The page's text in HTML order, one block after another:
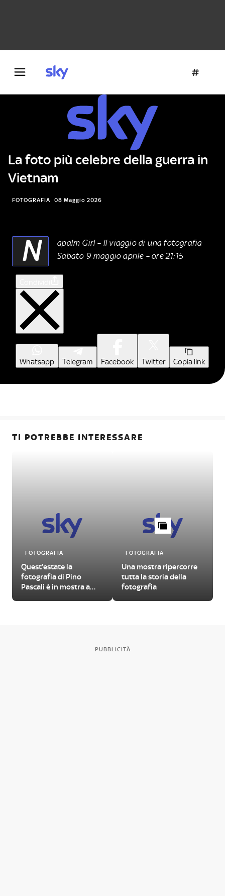
La foto più celebre della guerra in
Vietnam
FOTOGRAFIA 08 Maggio 2026
N
apalm Girl – Il viaggio di una fotografia
Sabato 9 maggio aprile – ore 21:15
Whatsapp Telegram Facebook Twitter Copia link
TI POTREBBE INTERESSARE
FOTOGRAFIA
Quest'estate la
fotografia di Pino
Pascali è in mostra a
FOTOGRAFIA
Una mostra ripercorre
tutta la storia della
fotografia
PUBBLICITÀ